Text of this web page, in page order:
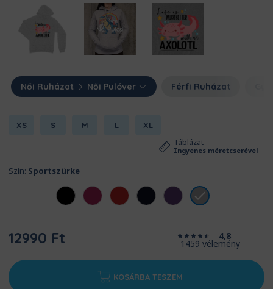
Női Ruházat Női Pulóver Férfi Ruházat
XS S M L XL
Táblázat
Ingyenes méretcserével
Szín: Sportszürke
12990 Ft 4,8
1459 vélemény
KOSÁRBA TESZEM